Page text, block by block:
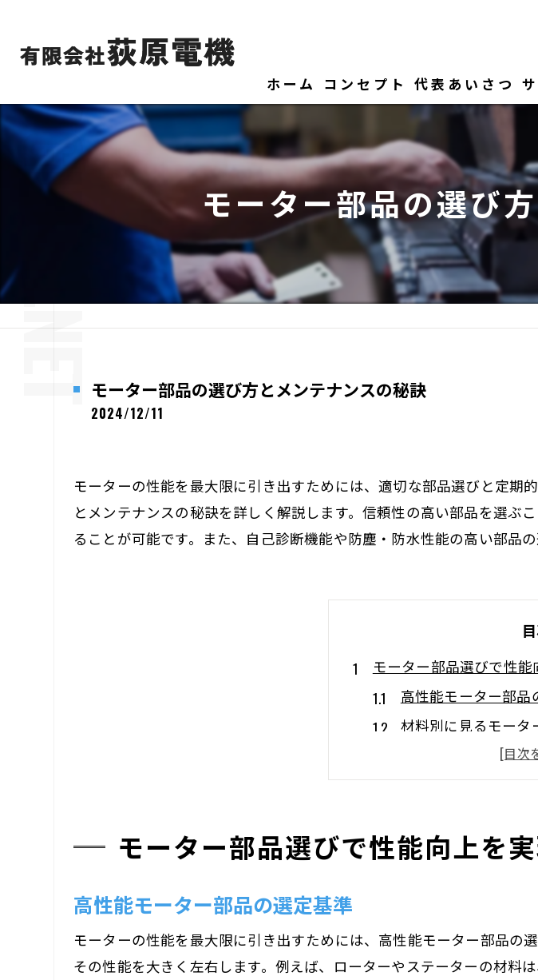
ホーム コンセプト 代表あいさつ
モーター部品の選び
モーター部品の選び方とメンテナンスの秘訣
2024/12/11
モーターの性能を最大限に引き出すためには、適切な部品選びと定
とメンテナンスの秘訣を詳しく解説します。信頼性の高い部品を選ぶ
ることが可能です。また、自己診断機能や防塵・防水性能の高い部品
モーター部品選びで性
高性能モーター部品
材料別に見るモータ
モーターの用途に
最新技術を活用した
エネルギー効率を高
摩耗を抑える設計の
予防保全を考慮した
モーター部品選びで性能向上を
高性能モーター部品の選定基準
モーターの性能を最大限に引き出すためには、高性能モーター部品の
その性能を大きく左右します。例えば、ローターやステーターの材料